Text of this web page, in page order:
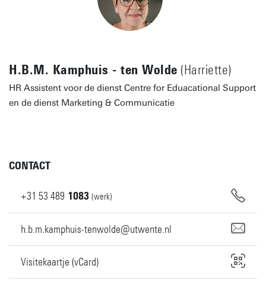
H.B.M. Kamphuis - ten Wolde (Harriette)
HR Assistent voor de dienst Centre for Eduacational Support
en de dienst Marketing & Communicatie
CONTACT
+31 53 489 1083 (werk)
h.b.m.kamphuis-tenwolde@utwente.nl
Visitekaartje (vCard)